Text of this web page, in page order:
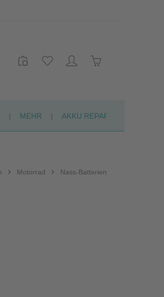
MEHR AKKU REPARATUR
Motorrad Nass-Batterien